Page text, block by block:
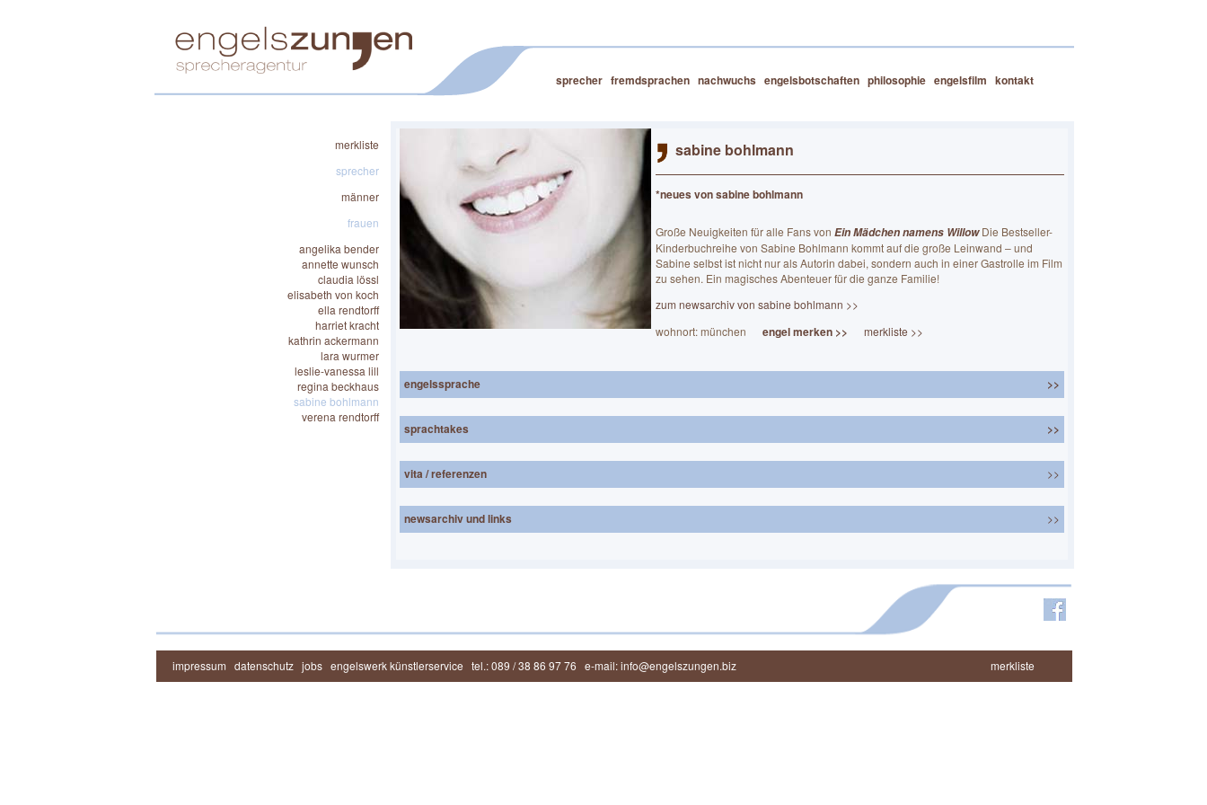
sprecher fremdsprachen nachwuchs engelsbotschaften philosophie engelsfilm kontakt
merkliste
sprecher
männer
frauen
angelika bender
annette wunsch
claudia lössl
elisabeth von koch
ella rendtorff
harriet kracht
kathrin ackermann
lara wurmer
leslie-vanessa lill
regina beckhaus
sabine bohlmann
verena rendtorff
sabine bohlmann
*neues von sabine bohlmann
Große Neuigkeiten für alle Fans von Ein Mädchen namens WillowDie Bestseller-
Kinderbuchreihe von Sabine Bohlmann kommt auf die große Leinwand – und
Sabine selbst ist nicht nur als Autorin dabei, sondern auch in einer Gastrolle im Film
zu sehen. Ein magisches Abenteuer für die ganze Familie!
zum newsarchiv von sabine bohlmann >>
wohnort: münchen
engel merken >> merkliste >>
engelssprache >>
sprachtakes >>
vita / referenzen >>
newsarchiv und links >>
impressum datenschutz jobs engelswerk künstlerservice tel.: 089 / 38 86 97 76 e-mail: info@engelszungen.biz merkliste